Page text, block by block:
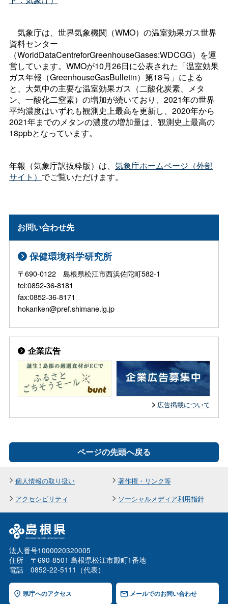
気象庁は、世界気象機関（WMO）の温室効果ガス世界
資料センター
（WorldDataCentreforGreenhouseGases:WDCGG）を運
営しています。WMOが10月26日に公表された「温室効果
ガス年報（GreenhouseGasBulletin）第18号」による
と、大気中の主要な温室効果ガス（二酸化炭素、メタ
ン、一酸化二窒素）の増加が続いており、2021年の世界
平均濃度はいずれも観測史上最高を更新し、2020年から
2021年までのメタンの濃度の増加量は、観測史上最高の
18ppbとなっています。
年報（気象庁訳抜粋版）は、 気象庁ホームページ（外部
サイト） でご覧いただけます。
お問い合わせ先
保健環境科学研究所
〒690-0122 島根県松江市西浜佐陀町582-1
tel:0852-36-8181
fax:0852-36-8171
hokanken@pref.shimane.lg.jp
企業広告
広告掲載について
ページの先頭へ戻る
個人情報の取り扱い
著作権・リンク等
アクセシビリティ
ソーシャルメディア利用指針
法人番号1000020320005
住所 〒690-8501 島根県松江市殿町1番地
電話 0852-22-5111（代表）
県庁へのアクセス メールでのお問い合わせ